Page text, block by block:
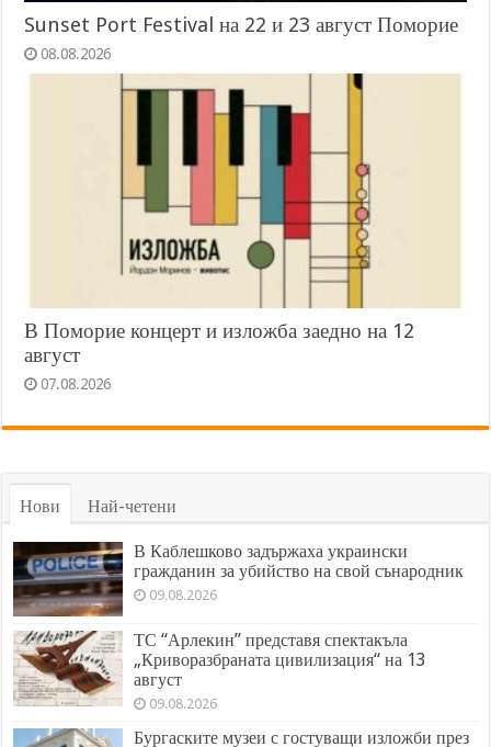
Sunset Port Festival на 22 и 23 август Поморие
08.08.2026
В Поморие концерт и изложба заедно на 12
август
07.08.2026
Нови Най-четени
В Каблешково задържаха украински
гражданин за убийство на свой сънародник
09.08.2026
ТС “Арлекин” представя спектакъла
„Криворазбраната цивилизация“ на 13
август
09.08.2026
Бургаските музеи с гостуващи изложби през